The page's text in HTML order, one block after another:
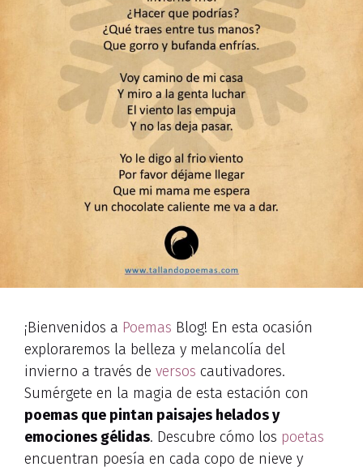
¡Bienvenidos a Poemas Blog! En esta ocasión
exploraremos la belleza y melancolía del
invierno a través de versos cautivadores.
Sumérgete en la magia de esta estación con
poemas que pintan paisajes helados y
emociones gélidas. Descubre cómo los poetas
encuentran poesía en cada copo de nieve y